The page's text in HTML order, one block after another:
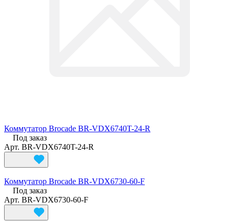
Коммутатор Brocade BR-VDX6740T-24-R
Под заказ
Арт. BR-VDX6740T-24-R
Коммутатор Brocade BR-VDX6730-60-F
Под заказ
Арт. BR-VDX6730-60-F